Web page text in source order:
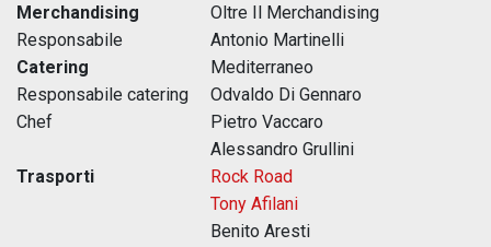
Merchandising
Oltre Il Merchandising
Responsabile
Antonio Martinelli
Catering
Mediterraneo
Responsabile catering
Odvaldo Di Gennaro
Chef
Pietro Vaccaro
Alessandro Grullini
Trasporti
Rock Road
Tony Afilani
Benito Aresti